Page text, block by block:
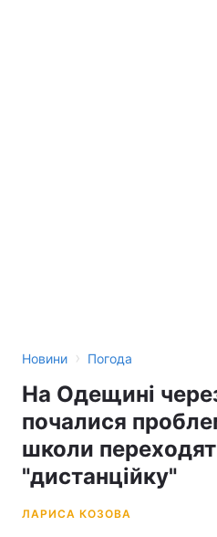
Новини › Погода
На Одещині
почалися
школи
"дистанційку"
ЛАРИСА КОЗОВА